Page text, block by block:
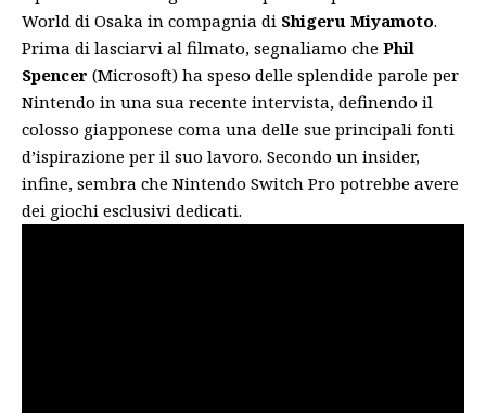
World di Osaka in compagnia di Shigeru Miyamoto.
Prima di lasciarvi al filmato, segnaliamo che Phil
Spencer (Microsoft) ha speso delle splendide parole per
Nintendo in una sua recente intervista, definendo il
colosso giapponese coma una delle sue principali fonti
d’ispirazione per il suo lavoro. Secondo un insider,
infine, sembra che Nintendo Switch Pro potrebbe avere
dei giochi esclusivi dedicati.